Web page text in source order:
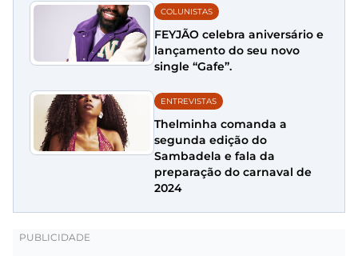
COLUNISTAS
FEYJÃO celebra aniversário e
lançamento do seu novo
single “Gafe”.
ENTREVISTAS
Thelminha comanda a
segunda edição do
Sambadela e fala da
preparação do carnaval de
2024